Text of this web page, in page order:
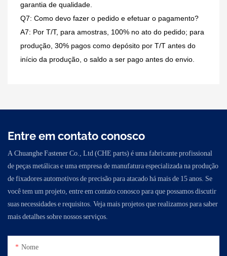
garantia de qualidade.
Q7: Como devo fazer o pedido e efetuar o pagamento?
A7: Por T/T, para amostras, 100% no ato do pedido; para
produção, 30% pagos como depósito por T/T antes do
início da produção, o saldo a ser pago antes do envio.
Entre em contato conosco
A Chuanghe Fastener Co., Ltd (CHE parts) é uma fabricante profissional
de peças metálicas e uma empresa de manufatura especializada na produção
de fixadores automotivos de precisão para atacado há mais de 15 anos. Se
você tem um projeto, entre em contato conosco para que possamos discutir
suas necessidades e requisitos. Veja mais projetos que realizamos para saber
mais detalhes sobre nossos serviços.
Nome